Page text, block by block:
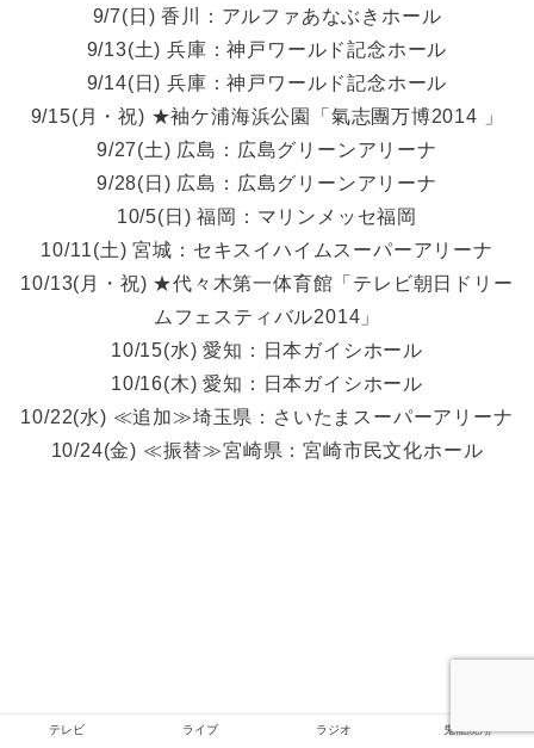
9/7(日) 香川：アルファあなぶきホール
9/13(土) 兵庫：神戸ワールド記念ホール
9/14(日) 兵庫：神戸ワールド記念ホール
9/15(月・祝) ★袖ケ浦海浜公園「氣志團万博2014 」
9/27(土) 広島：広島グリーンアリーナ
9/28(日) 広島：広島グリーンアリーナ
10/5(日) 福岡：マリンメッセ福岡
10/11(土) 宮城：セキスイハイムスーパーアリーナ
10/13(月・祝) ★代々木第一体育館「テレビ朝日ドリー
ムフェスティバル2014」
10/15(水) 愛知：日本ガイシホール
10/16(木) 愛知：日本ガイシホール
10/22(水) ≪追加≫埼玉県：さいたまスーパーアリーナ
10/24(金) ≪振替≫宮崎県：宮崎市民文化ホール
テレビ ライブ ラジオ 鬼龍院翔